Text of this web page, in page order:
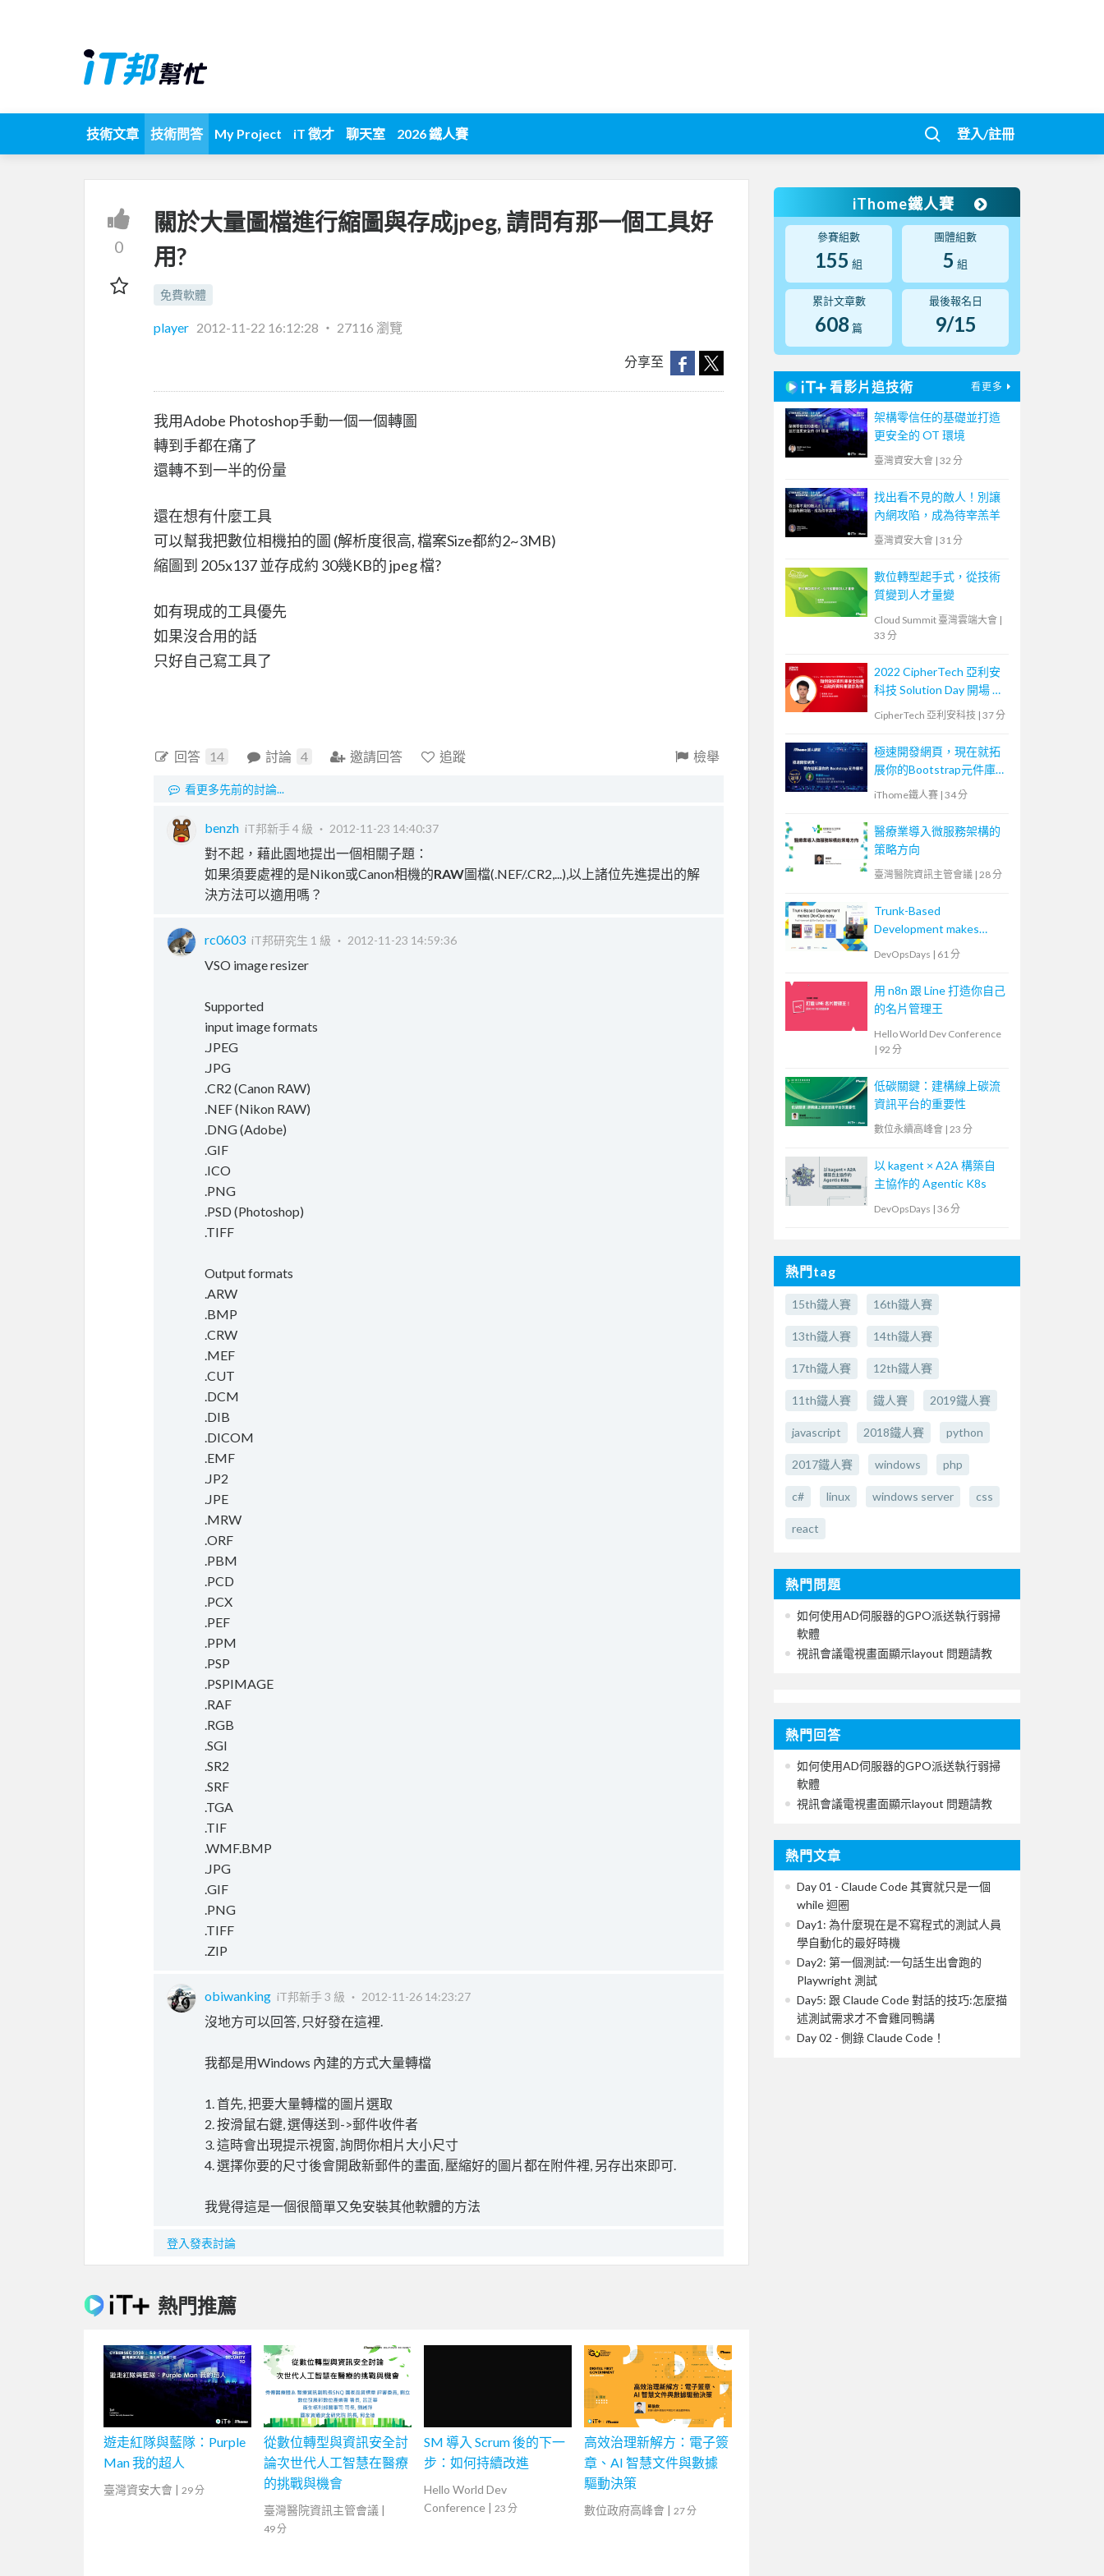
技術文章 技術問答 My Project iT 徵才 聊天室 2026 鐵人賽 登入/註冊
0
關於大量圖檔進行縮圖與存成jpeg, 請問有那一個工具好
用?
免費軟體
player 2012-11-22 16:12:28 ‧ 27116 瀏覽
分享至
我用Adobe Photoshop手動一個一個轉圖
轉到手都在痛了
還轉不到一半的份量
還在想有什麼工具
可以幫我把數位相機拍的圖 (解析度很高, 檔案Size都約2~3MB)
縮圖到 205x137 並存成約 30幾KB的 jpeg 檔?
如有現成的工具優先
如果沒合用的話
只好自己寫工具了
回答 14 討論 4 邀請回答 追蹤 檢舉
看更多先前的討論...
benzh iT邦新手 4 級 ‧ 2012-11-23 14:40:37
對不起，藉此園地提出一個相關子題：
如果須要處裡的是Nikon或Canon相機的RAW圖檔(.NEF/.CR2,...),以上諸位先進提出的解
決方法可以適用嗎？
rc0603 iT邦研究生 1 級 ‧ 2012-11-23 14:59:36
VSO image resizer
Supported
input image formats
.JPEG
.JPG
.CR2 (Canon RAW)
.NEF (Nikon RAW)
.DNG (Adobe)
.GIF
.ICO
.PNG
.PSD (Photoshop)
.TIFF
Output formats
.ARW
.BMP
.CRW
.MEF
.CUT
.DCM
.DIB
.DICOM
.EMF
.JP2
.JPE
.MRW
.ORF
.PBM
.PCD
.PCX
.PEF
.PPM
.PSP
.PSPIMAGE
.RAF
.RGB
.SGI
.SR2
.SRF
.TGA
.TIF
.WMF.BMP
.JPG
.GIF
.PNG
.TIFF
.ZIP
obiwanking iT邦新手 3 級 ‧ 2012-11-26 14:23:27
沒地方可以回答, 只好發在這裡.
我都是用Windows 內建的方式大量轉檔
1. 首先, 把要大量轉檔的圖片選取
2. 按滑鼠右鍵, 選傳送到->郵件收件者
3. 這時會出現提示視窗, 詢問你相片大小尺寸
4. 選擇你要的尺寸後會開啟新郵件的畫面, 壓縮好的圖片都在附件裡, 另存出來即可.
我覺得這是一個很簡單又免安裝其他軟體的方法
登入發表討論
熱門推薦
遊走紅隊與藍隊：Purple
Man 我的超人
臺灣資安大會 | 29 分
從數位轉型與資訊安全討
論次世代人工智慧在醫療
的挑戰與機會
臺灣醫院資訊主管會議 |
49 分
SM 導入 Scrum 後的下一
步：如何持續改進
Hello World Dev
Conference | 23 分
高效治理新解方：電子簽
章、AI 智慧文件與數據
驅動決策
數位政府高峰會 | 27 分
iThome鐵人賽
參賽組數
155 組
團體組數
5 組
累計文章數
608 篇
最後報名日
9/15
看影片追技術 看更多
架構零信任的基礎並打造
更安全的 OT 環境
臺灣資安大會 | 32 分
找出看不見的敵人！別讓
內網攻陷，成為待宰羔羊
臺灣資安大會 | 31 分
數位轉型起手式，從技術
質變到人才量變
Cloud Summit 臺灣雲端大會 |
33 分
2022 CipherTech 亞利安
科技 Solution Day 開場 &
議程 - 如何做好資料庫安
診為例
CipherTech 亞利安科技 | 37 分
極速開發網頁，現在就拓
展你的Bootstrap元件庫
iThome鐵人賽 | 34 分
醫療業導入微服務架構的
策略方向
臺灣醫院資訊主管會議 | 28 分
Trunk-Based
Development makes
DevOpsDays | 61 分
用 n8n 跟 Line 打造你自己
的名片管理王
Hello World Dev Conference
| 92 分
低碳關鍵：建構線上碳流
資訊平台的重要性
數位永續高峰會 | 23 分
以 kagent × A2A 構築自
主協作的 Agentic K8s
DevOpsDays | 36 分
熱門tag
15th鐵人賽 16th鐵人賽
13th鐵人賽 14th鐵人賽
17th鐵人賽 12th鐵人賽
11th鐵人賽 鐵人賽 2019鐵人賽
javascript 2018鐵人賽 python
2017鐵人賽 windows php
c# linux windows server css
react
熱門問題
如何使用AD伺服器的GPO派送執行弱掃
軟體
視訊會議電視畫面顯示layout 問題請教
熱門回答
如何使用AD伺服器的GPO派送執行弱掃
軟體
視訊會議電視畫面顯示layout 問題請教
熱門文章
Day 01 - Claude Code 其實就只是一個
while 迴圈
Day1: 為什麼現在是不寫程式的測試人員
學自動化的最好時機
Day2: 第一個測試:一句話生出會跑的
Playwright 測試
Day5: 跟 Claude Code 對話的技巧:怎麼描
述測試需求才不會雞同鴨講
Day 02 - 側錄 Claude Code！